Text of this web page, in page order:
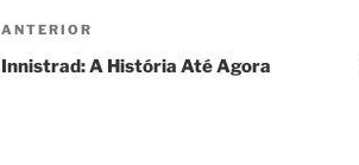
Navegação
de
Post
anterior
ANTERIOR
Innistrad: A História Até Agora